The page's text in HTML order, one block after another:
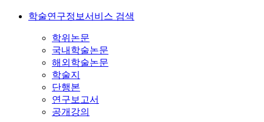
학술연구정보서비스 검색
학위논문
국내학술논문
해외학술논문
학술지
단행본
연구보고서
공개강의